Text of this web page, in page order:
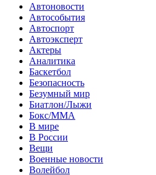
Автоновости
Автособытия
Автоспорт
Автоэксперт
Актеры
Аналитика
Баскетбол
Безопасность
Безумный мир
Биатлон/Лыжи
Бокс/MMA
В мире
В России
Вещи
Военные новости
Волейбол